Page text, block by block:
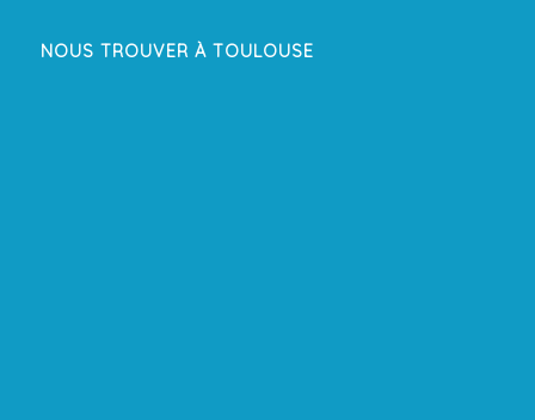
NOUS TROUVER À TOULOUSE